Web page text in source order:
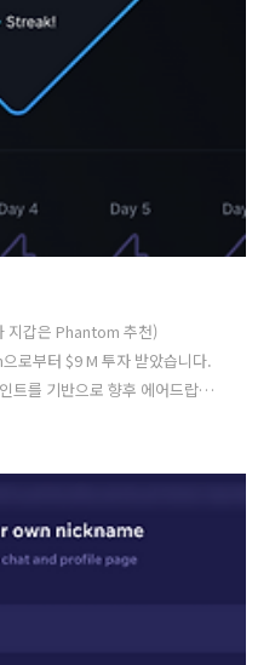
해볼까요? ​ ​ ​ 베라체인 접속
지갑은 Phantom 추천)
부터 $9 M 투자 받았습니다.
트를 기반으로 향후 에어드랍이
https://bit.ly/3NXRMrb ​ 2. 페이
단에 번개 표시로 출석 체크. ​ 4.
그리고 다른것들도 한번씩 해보